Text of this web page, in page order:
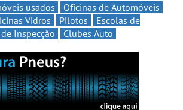
usados
Oficinas de Automóveis
Vidros Pilotos
Escolas de
Inspecção Clubes Auto